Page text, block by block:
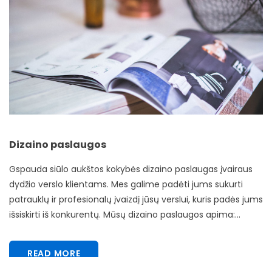
Dizaino paslaugos
Gspauda siūlo aukštos kokybės dizaino paslaugas įvairaus
dydžio verslo klientams. Mes galime padėti jums sukurti
patrauklų ir profesionalų įvaizdį jūsų verslui, kuris padės jums
išsiskirti iš konkurentų. Mūsų dizaino paslaugos apima:...
READ MORE